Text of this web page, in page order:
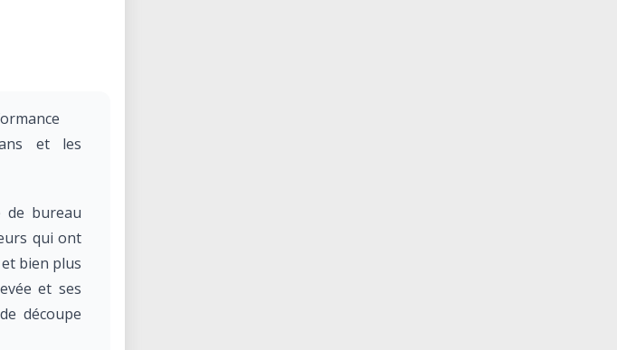
et les
de bureau
qui ont
bien plus
et ses
découpe